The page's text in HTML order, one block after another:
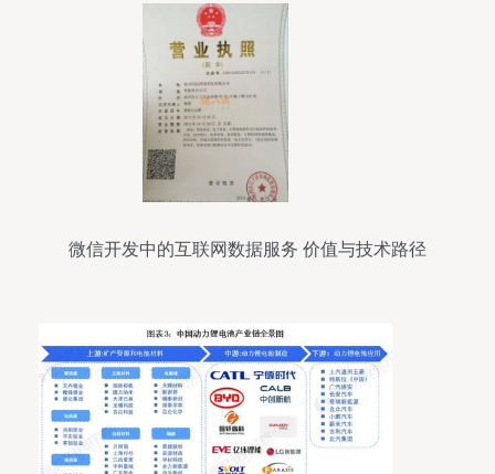
微信开发中的互联网数据服务 价值与技术路径